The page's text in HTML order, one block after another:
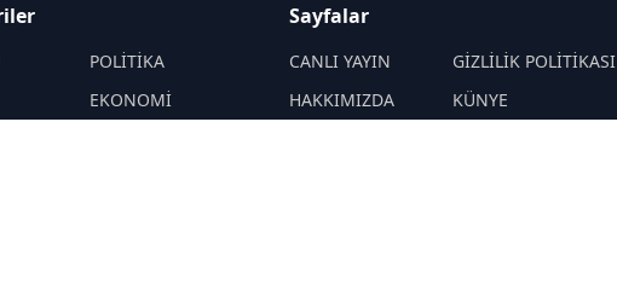
POLİTİKA
EKONOMİ
Sayfalar
CANLI YAYIN
GİZLİLİK POLİTİKASI
HAKKIMIZDA
KÜNYE